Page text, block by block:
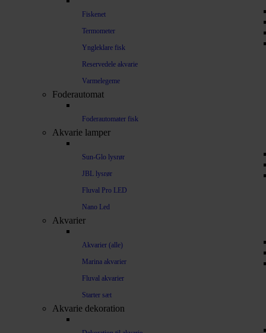
Fiskenet
Termometer
Yngleklare fisk
Reservedele akvarie
Varmelegeme
Foderautomat
Foderautomater fisk
Akvarie lamper
Sun-Glo lysrør
JBL lysrør
Fluval Pro LED
Nano Led
Akvarier
Akvarier (alle)
Marina akvarier
Fluval akvarier
Starter sæt
Akvarie dekoration